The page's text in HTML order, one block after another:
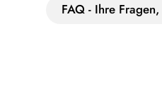
FAQ - Ihre